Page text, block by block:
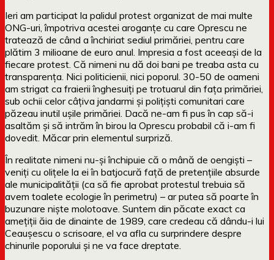
Ieri am participat la palidul protest organizat de mai multe
ONG-uri, împotriva acestei aroganțe cu care Oprescu ne
tratează de când a închiriat sediul primăriei, pentru care
plătim 3 milioane de euro anul. Impresia a fost aceeași de la
fiecare protest. Că nimeni nu dă doi bani pe treaba asta cu
transparența. Nici politicienii, nici poporul. 30-50 de oameni
am strigat ca fraierii înghesuiți pe trotuarul din fața primăriei,
sub ochii celor câțiva jandarmi și polițiști comunitari care
păzeau inutil ușile primăriei. Dacă ne-am fi pus în cap să-i
asaltăm și să intrăm în birou la Oprescu probabil că i-am fi
dovedit. Măcar prin elementul surpriză.
În realitate nimeni nu-și închipuie că o mână de oengiști –
veniți cu olițele la ei în batjocură față de pretențiile absurde
ale municipalității (ca să fie aprobat protestul trebuia să
avem toalete ecologie în perimetru) – ar putea să poarte în
buzunare niște molotoave. Suntem din păcate exact ca
amețiții ăia de dinainte de 1989, care credeau că dându-i lui
Ceaușescu o scrisoare, el va afla cu surprindere despre
chinurile poporului și ne va face dreptate.